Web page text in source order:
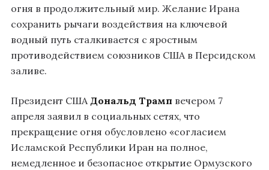
огня в продолжительный мир. Желание Ирана
сохранить рычаги воздействия на ключевой
водный путь сталкивается с яростным
противодействием союзников США в Персидском
заливе.
Президент СШАДональд Трамп вечером 7
апреля заявил в социальных сетях, что
прекращение огня обусловлено «согласием
Исламской Республики Иран на полное,
немедленное и безопасное открытие Ормузского